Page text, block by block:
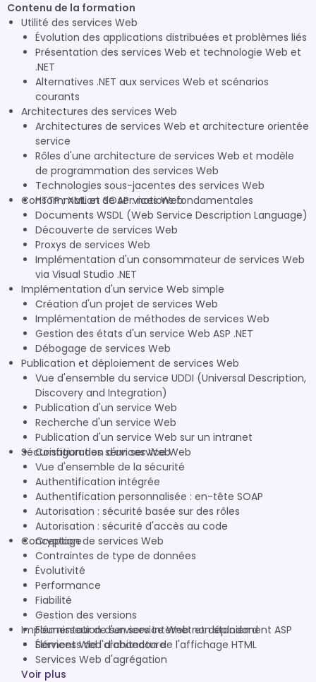
Contenu de la formation
Utilité des services Web
Évolution des applications distribuées et problèmes liés
Présentation des services Web et technologie Web et
.NET
Alternatives .NET aux services Web et scénarios
courants
Architectures des services Web
Architectures de services Web et architecture orientée
service
Rôles d'une architecture de services Web et modèle
de programmation des services Web
Technologies sous-jacentes des services Web
HTTP ; XML et SOAP : notions fondamentales
Consommation de services Web
Documents WSDL (Web Service Description Language)
Découverte de services Web
Proxys de services Web
Implémentation d'un consommateur de services Web
via Visual Studio .NET
Implémentation d'un service Web simple
Création d'un projet de services Web
Implémentation de méthodes de services Web
Gestion des états d'un service Web ASP .NET
Débogage de services Web
Publication et déploiement de services Web
Vue d'ensemble du service UDDI (Universal Description,
Discovery and Integration)
Publication d'un service Web
Recherche d'un service Web
Publication d'un service Web sur un intranet
Configuration d'un service Web
Sécurisation des services Web
Vue d'ensemble de la sécurité
Authentification intégrée
Authentification personnalisée : en-tête SOAP
Autorisation : sécurité basée sur des rôles
Autorisation : sécurité d'accès au code
Cryptage
Conception de services Web
Contraintes de type de données
Évolutivité
Performance
Fiabilité
Gestion des versions
Fournisseur de services Internet et déploiement ASP
Éléments de l'architecture
Implémentation d'un service Web non standard
Services Web d'abandon de l'affichage HTML
Services Web d'agrégation
Voir plus